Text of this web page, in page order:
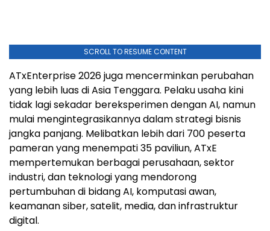
SCROLL TO RESUME CONTENT
ATxEnterprise 2026 juga mencerminkan perubahan
yang lebih luas di Asia Tenggara. Pelaku usaha kini
tidak lagi sekadar bereksperimen dengan AI, namun
mulai mengintegrasikannya dalam strategi bisnis
jangka panjang. Melibatkan lebih dari 700 peserta
pameran yang menempati 35 paviliun, ATxE
mempertemukan berbagai perusahaan, sektor
industri, dan teknologi yang mendorong
pertumbuhan di bidang AI, komputasi awan,
keamanan siber, satelit, media, dan infrastruktur
digital.